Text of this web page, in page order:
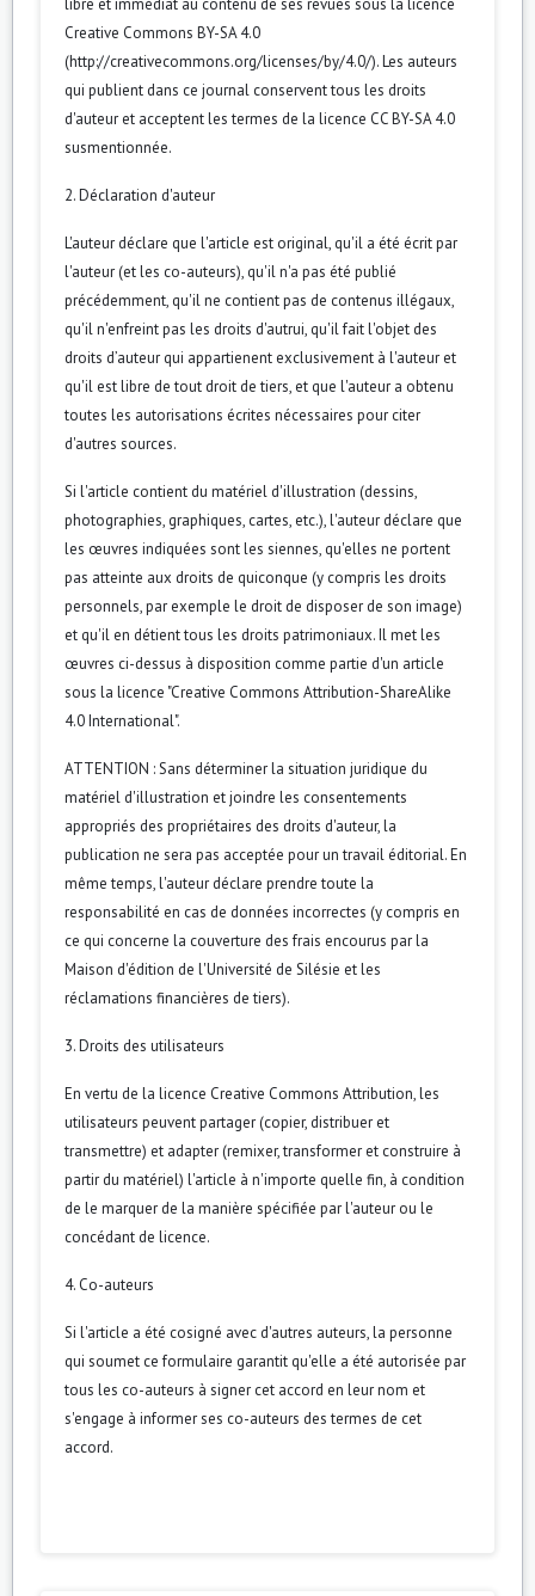
Creative Commons BY-SA 4.0
(http://creativecommons.org/licenses/by/4.0/). Les auteurs
qui publient dans ce journal conservent tous les droits
d'auteur et acceptent les termes de la licence CC BY-SA 4.0
susmentionnée.
2. Déclaration d'auteur
L'auteur déclare que l'article est original, qu'il a été écrit par
l'auteur (et les co-auteurs), qu'il n'a pas été publié
précédemment, qu'il ne contient pas de contenus illégaux,
qu'il n'enfreint pas les droits d'autrui, qu'il fait l'objet des
droits d’auteur qui appartienent exclusivement à l'auteur et
qu'il est libre de tout droit de tiers, et que l'auteur a obtenu
toutes les autorisations écrites nécessaires pour citer
d'autres sources.
Si l'article contient du matériel d'illustration (dessins,
photographies, graphiques, cartes, etc.), l'auteur déclare que
les œuvres indiquées sont les siennes, qu'elles ne portent
pas atteinte aux droits de quiconque (y compris les droits
personnels, par exemple le droit de disposer de son image)
et qu'il en détient tous les droits patrimoniaux. Il met les
œuvres ci-dessus à disposition comme partie d'un article
sous la licence "Creative Commons Attribution-ShareAlike
4.0 International".
ATTENTION : Sans déterminer la situation juridique du
matériel d'illustration et joindre les consentements
appropriés des propriétaires des droits d'auteur, la
publication ne sera pas acceptée pour un travail éditorial. En
même temps, l'auteur déclare prendre toute la
responsabilité en cas de données incorrectes (y compris en
ce qui concerne la couverture des frais encourus par la
Maison d'édition de l'Université de Silésie et les
réclamations financières de tiers).
3. Droits des utilisateurs
En vertu de la licence Creative Commons Attribution, les
utilisateurs peuvent partager (copier, distribuer et
transmettre) et adapter (remixer, transformer et construire à
partir du matériel) l'article à n'importe quelle fin, à condition
de le marquer de la manière spécifiée par l'auteur ou le
concédant de licence.
4. Co-auteurs
Si l'article a été cosigné avec d'autres auteurs, la personne
qui soumet ce formulaire garantit qu'elle a été autorisée par
tous les co-auteurs à signer cet accord en leur nom et
s'engage à informer ses co-auteurs des termes de cet
accord.